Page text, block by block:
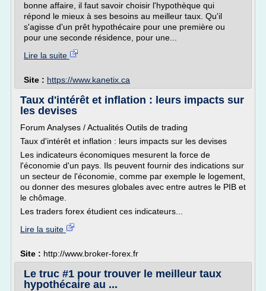
bonne affaire, il faut savoir choisir l'hypothèque qui
répond le mieux à ses besoins au meilleur taux. Qu'il
s'agisse d'un prêt hypothécaire pour une première ou
pour une seconde résidence, pour une...
Lire la suite
Site : https://www.kanetix.ca
Taux d'intérêt et inflation : leurs impacts sur
les devises
Forum Analyses / Actualités Outils de trading
Taux d'intérêt et inflation : leurs impacts sur les devises
Les indicateurs économiques mesurent la force de
l'économie d'un pays. Ils peuvent fournir des indications sur
un secteur de l'économie, comme par exemple le logement,
ou donner des mesures globales avec entre autres le PIB et
le chômage.
Les traders forex étudient ces indicateurs...
Lire la suite
Site : http://www.broker-forex.fr
Le truc #1 pour trouver le meilleur taux
hypothécaire au ...